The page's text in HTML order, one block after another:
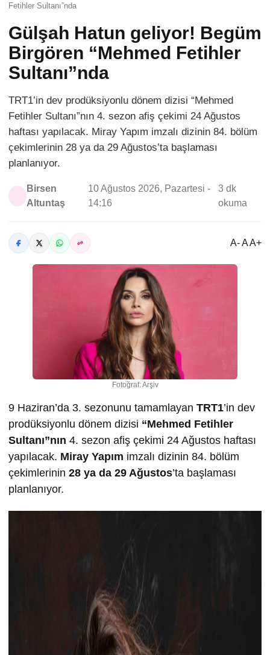
Fetihler Sultanı”nda
Gülşah Hatun geliyor! Begüm
Birgören “Mehmed Fetihler
Sultanı”nda
TRT1’in dev prodüksiyonlu dönem dizisi “Mehmed
Fetihler Sultanı”nın 4. sezon afiş çekimi 24 Ağustos
haftası yapılacak. Miray Yapım imzalı dizinin 84. bölüm
çekimlerinin 28 ya da 29 Ağustos’ta başlaması
planlanıyor.
Birsen
Altuntaş
10 Ağustos 2026, Pazartesi -
14:16
3 dk
okuma
A- A A+
Fotoğraf: Arşiv
9 Haziran’da 3. sezonunu tamamlayan TRT1’in dev
prodüksiyonlu dönem dizisi “Mehmed Fetihler
Sultanı”nın 4. sezon afiş çekimi 24 Ağustos haftası
yapılacak. Miray Yapım imzalı dizinin 84. bölüm
çekimlerinin 28 ya da 29 Ağustos’ta başlaması
planlanıyor.